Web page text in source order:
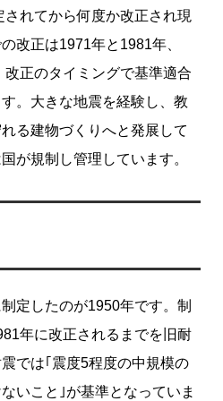
れてから何度か改正され現
改正は1971年と1981年、
正のタイミングで基準適合
。大きな地震を経験し、教
る建物づくりへと発展して
が規制し管理しています。
定したのが1950年です。制
年に改正されるまでを旧耐
では｢震度5程度の中規模の
いこと｣が基準となっていま